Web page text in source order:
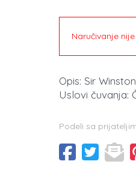
Naručivanje
Opis: Sir
Uslovi čuvanja:
Podeli sa